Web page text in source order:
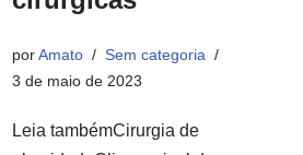
porAmato
Sem categoria
3 de maio de 2023
Leia tambémCirurgia de